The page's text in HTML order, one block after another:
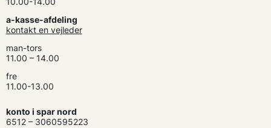
a-kasse-afdeling
kontakt en vejleder
man-tors
11.00 – 14.00
fre
11.00-13.00
konto i spar nord
6512 – 3060595223